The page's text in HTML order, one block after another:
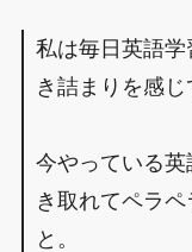
私は毎日英語
き詰まりを感じ
今やっている
き取れてペラ
と。